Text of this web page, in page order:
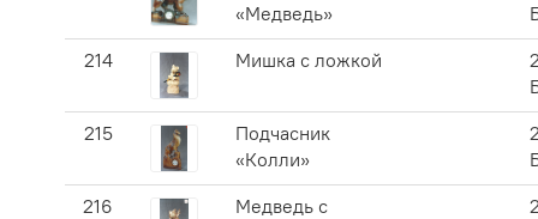
«Медведь»
214
Мишка с ложкой
215
Подчасник
«Колли»
216
Медведь с